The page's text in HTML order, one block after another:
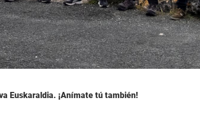
Euskaraldia. ¡Anímate tú también!